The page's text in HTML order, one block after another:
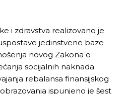
i zdravstva realizovano je
jedinstvene baze
novog Zakona o
socijalnih naknada
rebalansa finansijskog
ispunjeno je šest